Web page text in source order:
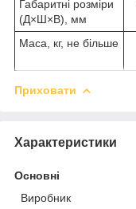
Габаритні розміри
(Д×Ш×В), мм
Маса, кг, не більше
Приховати
Характеристики
Основні
Виробник